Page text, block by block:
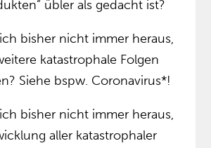
übler als gedacht ist?
bisher nicht immer heraus,
katastrophale Folgen
Siehe bspw. Coronavirus*!
bisher nicht immer heraus,
aller katastrophaler